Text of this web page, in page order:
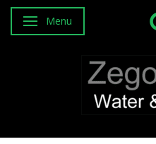
Attiva/disattiva navigazione
Menu